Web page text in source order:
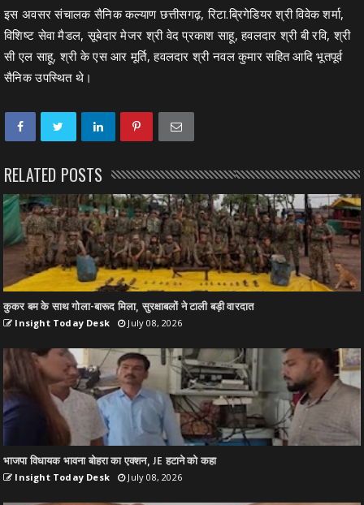
इस अवसर संचालक सैनिक कल्याण छत्तीसगढ़, रिटा.ब्रिगेडियर श्री विवेक शर्मा,
विशिष्ट सेवा मैडल, सूबेदार मेजर श्री वेद प्रकाश साहू, हवलदार श्री बी रवि, श्री
सी एल साहू, श्री के एस आर मूर्ति, हवलदार श्री नवल कुमार सहित आदि भूतपूर्व
सैनिक उपस्थित थे।
RELATED POSTS
कुकर बम के साथ गोला-बारूद मिला, सुरक्षाबलों ने टाली बड़ी वारदात
Insight Today Desk July 08, 2026
भाजपा विधायक भावना बोहरा का एक्शन, JE हटाने को कहा
Insight Today Desk July 08, 2026